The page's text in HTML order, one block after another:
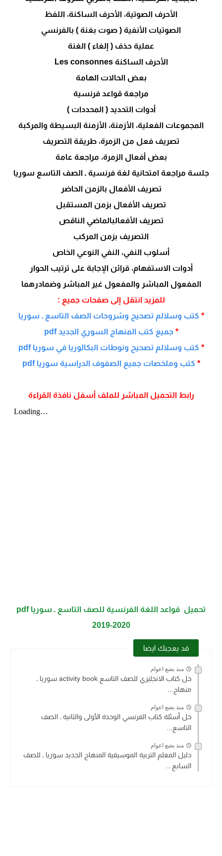
الأحرف الصوتية، الأحرف الساكنة، اللفظ
الصوتيات الأنفية ( صوت بغنة ) بالفرنسي
عملية حذف ( إلغاء ) الغنة
الأحرف الساكنة Les consonnes
بعض الحالات الهامة
مراجعة قواعد فرنسية
أدوات التحديد ( المحددات )
المجموعات الفعلية، الأزمنة، الأزمنة البسيطة والمركبة
تصريف فعل من الزمرة، طريقة التصريف
بعض أفعال الزمرة، مراجعة عامة
جلسة مراجعة امتحانية لغة فرنسية ـ الصف التاسع سوريا
تصريف الأفعال بالزمن الحاضر
تصريف الأفعال بزمن المستقبل
تصريف الأفعالبالماضي الناقص
التصريف بزمن المركب
أسلوب النفي، النفي النوعي الخاص
أدوات الاستفهام، قرائن الإجابة على ترتيب الحوار
المفعول المباشر والمفعول غير المباشر وضمادرهما
للمزيد انتقل إلى صفحات جميع :
* كتب وسلالم تصحيح وشروحات الصف التاسع ـ سوريا
* جميع كتب المنهاج السوري الجديد pdf
* كتب وسلالم تصحيح ونوطات البكالوريا في سوريا pdf
* كتب وملخصات جميع الصفوف الدراسية سوريا pdf
رابط التحميل المباشر للملف أسفل نافذة القراءة
تحميل قواعد اللغة الفرنسية للصف التاسع ـ سوريا pdf
2019-2020
قد يعجبك ايضا
منذ بضع اعوام
حل كتاب الانجليزي للصف التاسع activity book سوريا ـ
منهاج...
منذ بضع اعوام
حل أسئلة كتاب الفرنسي الوحدة الأولى والثانية ـ الصف
التاسع...
منذ بضع اعوام
دليل المعلم التربية الموسيقية المنهاج الجديد سوريا ـ للصف
السابع...